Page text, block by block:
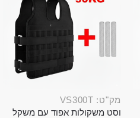
מק"ט: VS300T
וסט משקולות אפוד עם משקל